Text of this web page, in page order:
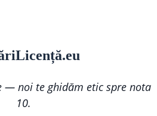
riLicență.eu
— noi te ghidăm etic spre nota
10.